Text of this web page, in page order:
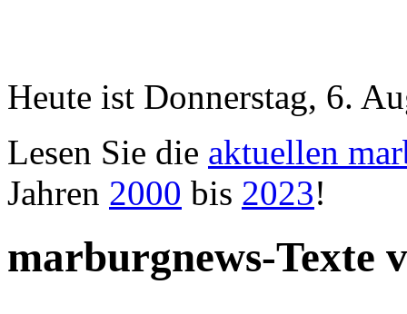
Heute ist Donnerstag, 6.
Lesen Sie die aktuellen
Jahren 2000 bis 2023!
marburgnews-Texte